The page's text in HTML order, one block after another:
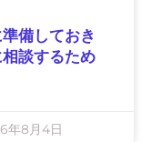
備しておき
談するため
年8月4日